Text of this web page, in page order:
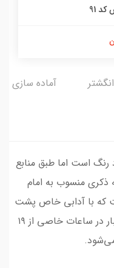
91
آماده سازی و
رنگ است اما طبق منابع
منسوب به امام
که با آدابی خاص پشت
عقیق زرد توسط افراد باتجربه سالی یکبار در ساعات خاصی از ۱۹